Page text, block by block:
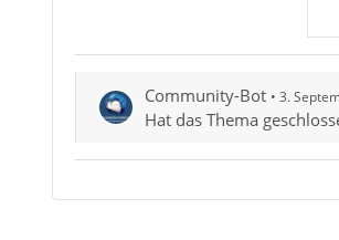
Community-Bot 3.
Hat das Thema